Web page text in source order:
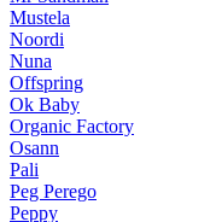
Mustela
Noordi
Nuna
Offspring
Ok Baby
Organic Factory
Osann
Pali
Peg Perego
Peppy